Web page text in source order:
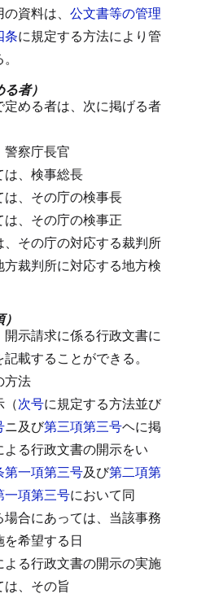
資料は、 公文書等の管理
条に規定する方法により管
者）
定める者は、次に掲げる者
察庁長官
は、検事総長
、その庁の検事長
、その庁の検事正
その庁の対応する裁判所
裁判所に対応する地方検
示請求に係る行政文書に
載することができる。
方法
（次号に規定する方法並び
ニ及び第三項第三号ヘに掲
る行政文書の開示をい
第一項第三号及び第二項第
一項第三号において同
合にあっては、当該事務
希望する日
る行政文書の開示の実施
、その旨